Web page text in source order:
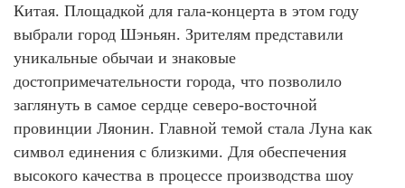
Китая. Площадкой для гала-концерта в этом году
выбрали город Шэньян. Зрителям представили
уникальные обычаи и знаковые
достопримечательности города, что позволило
заглянуть в самое сердце северо-восточной
провинции Ляонин. Главной темой стала Луна как
символ единения с близкими. Для обеспечения
высокого качества в процессе производства шоу